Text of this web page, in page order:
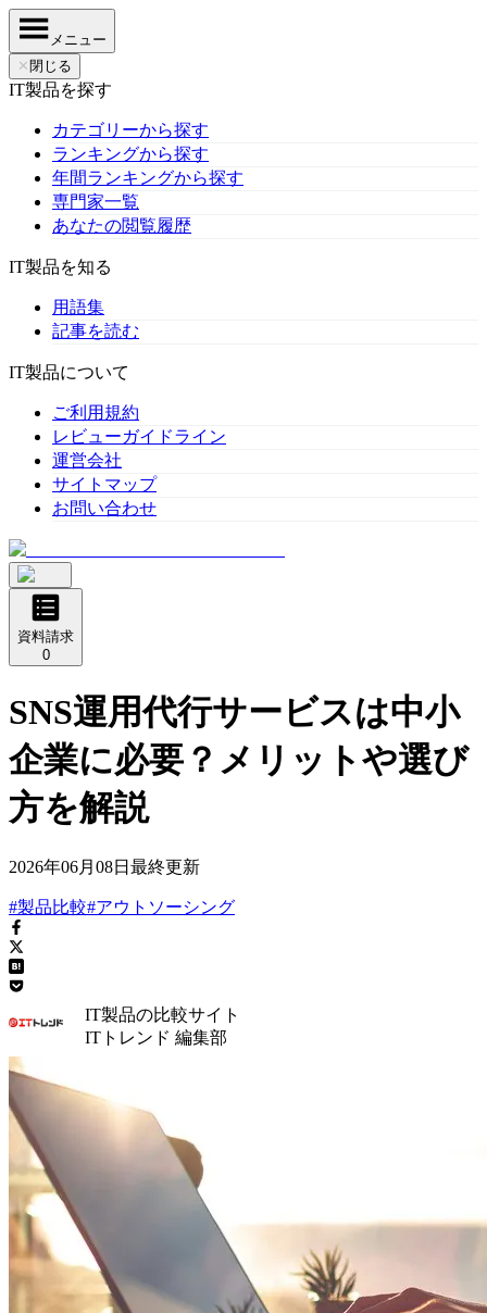
メニュー
✕ 閉じる
IT製品を探す
カテゴリーから探す
ランキングから探す
年間ランキングから探す
専門家一覧
あなたの閲覧履歴
IT製品を知る
用語集
記事を読む
IT製品について
ご利用規約
レビューガイドライン
運営会社
サイトマップ
お問い合わせ
資料請求
0
SNS運用代行サービスは中小
企業に必要？メリットや選び
方を解説
2026年06月08日 最終更新
#製品比較#アウトソーシング
IT製品の比較サイト
ITトレンド 編集部